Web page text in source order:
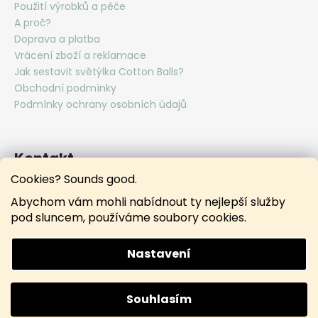
Cookies? Sounds good.
Abychom vám mohli nabídnout ty nejlepší služby
pod sluncem, používáme soubory cookies.
Nastavení
Souhlasím
Použití výrobků a péče
A proč?
Doprava a platba
Vrácení zboží a reklamace
Jak sestavit světýlka Cotton Balls?
Obchodní podmínky
Podmínky ochrany osobních údajů
Kontakt
hello @ lunamies.com
lunamies.official
lunamies.official
Lunamies®. Všechna práva vyhrazena.